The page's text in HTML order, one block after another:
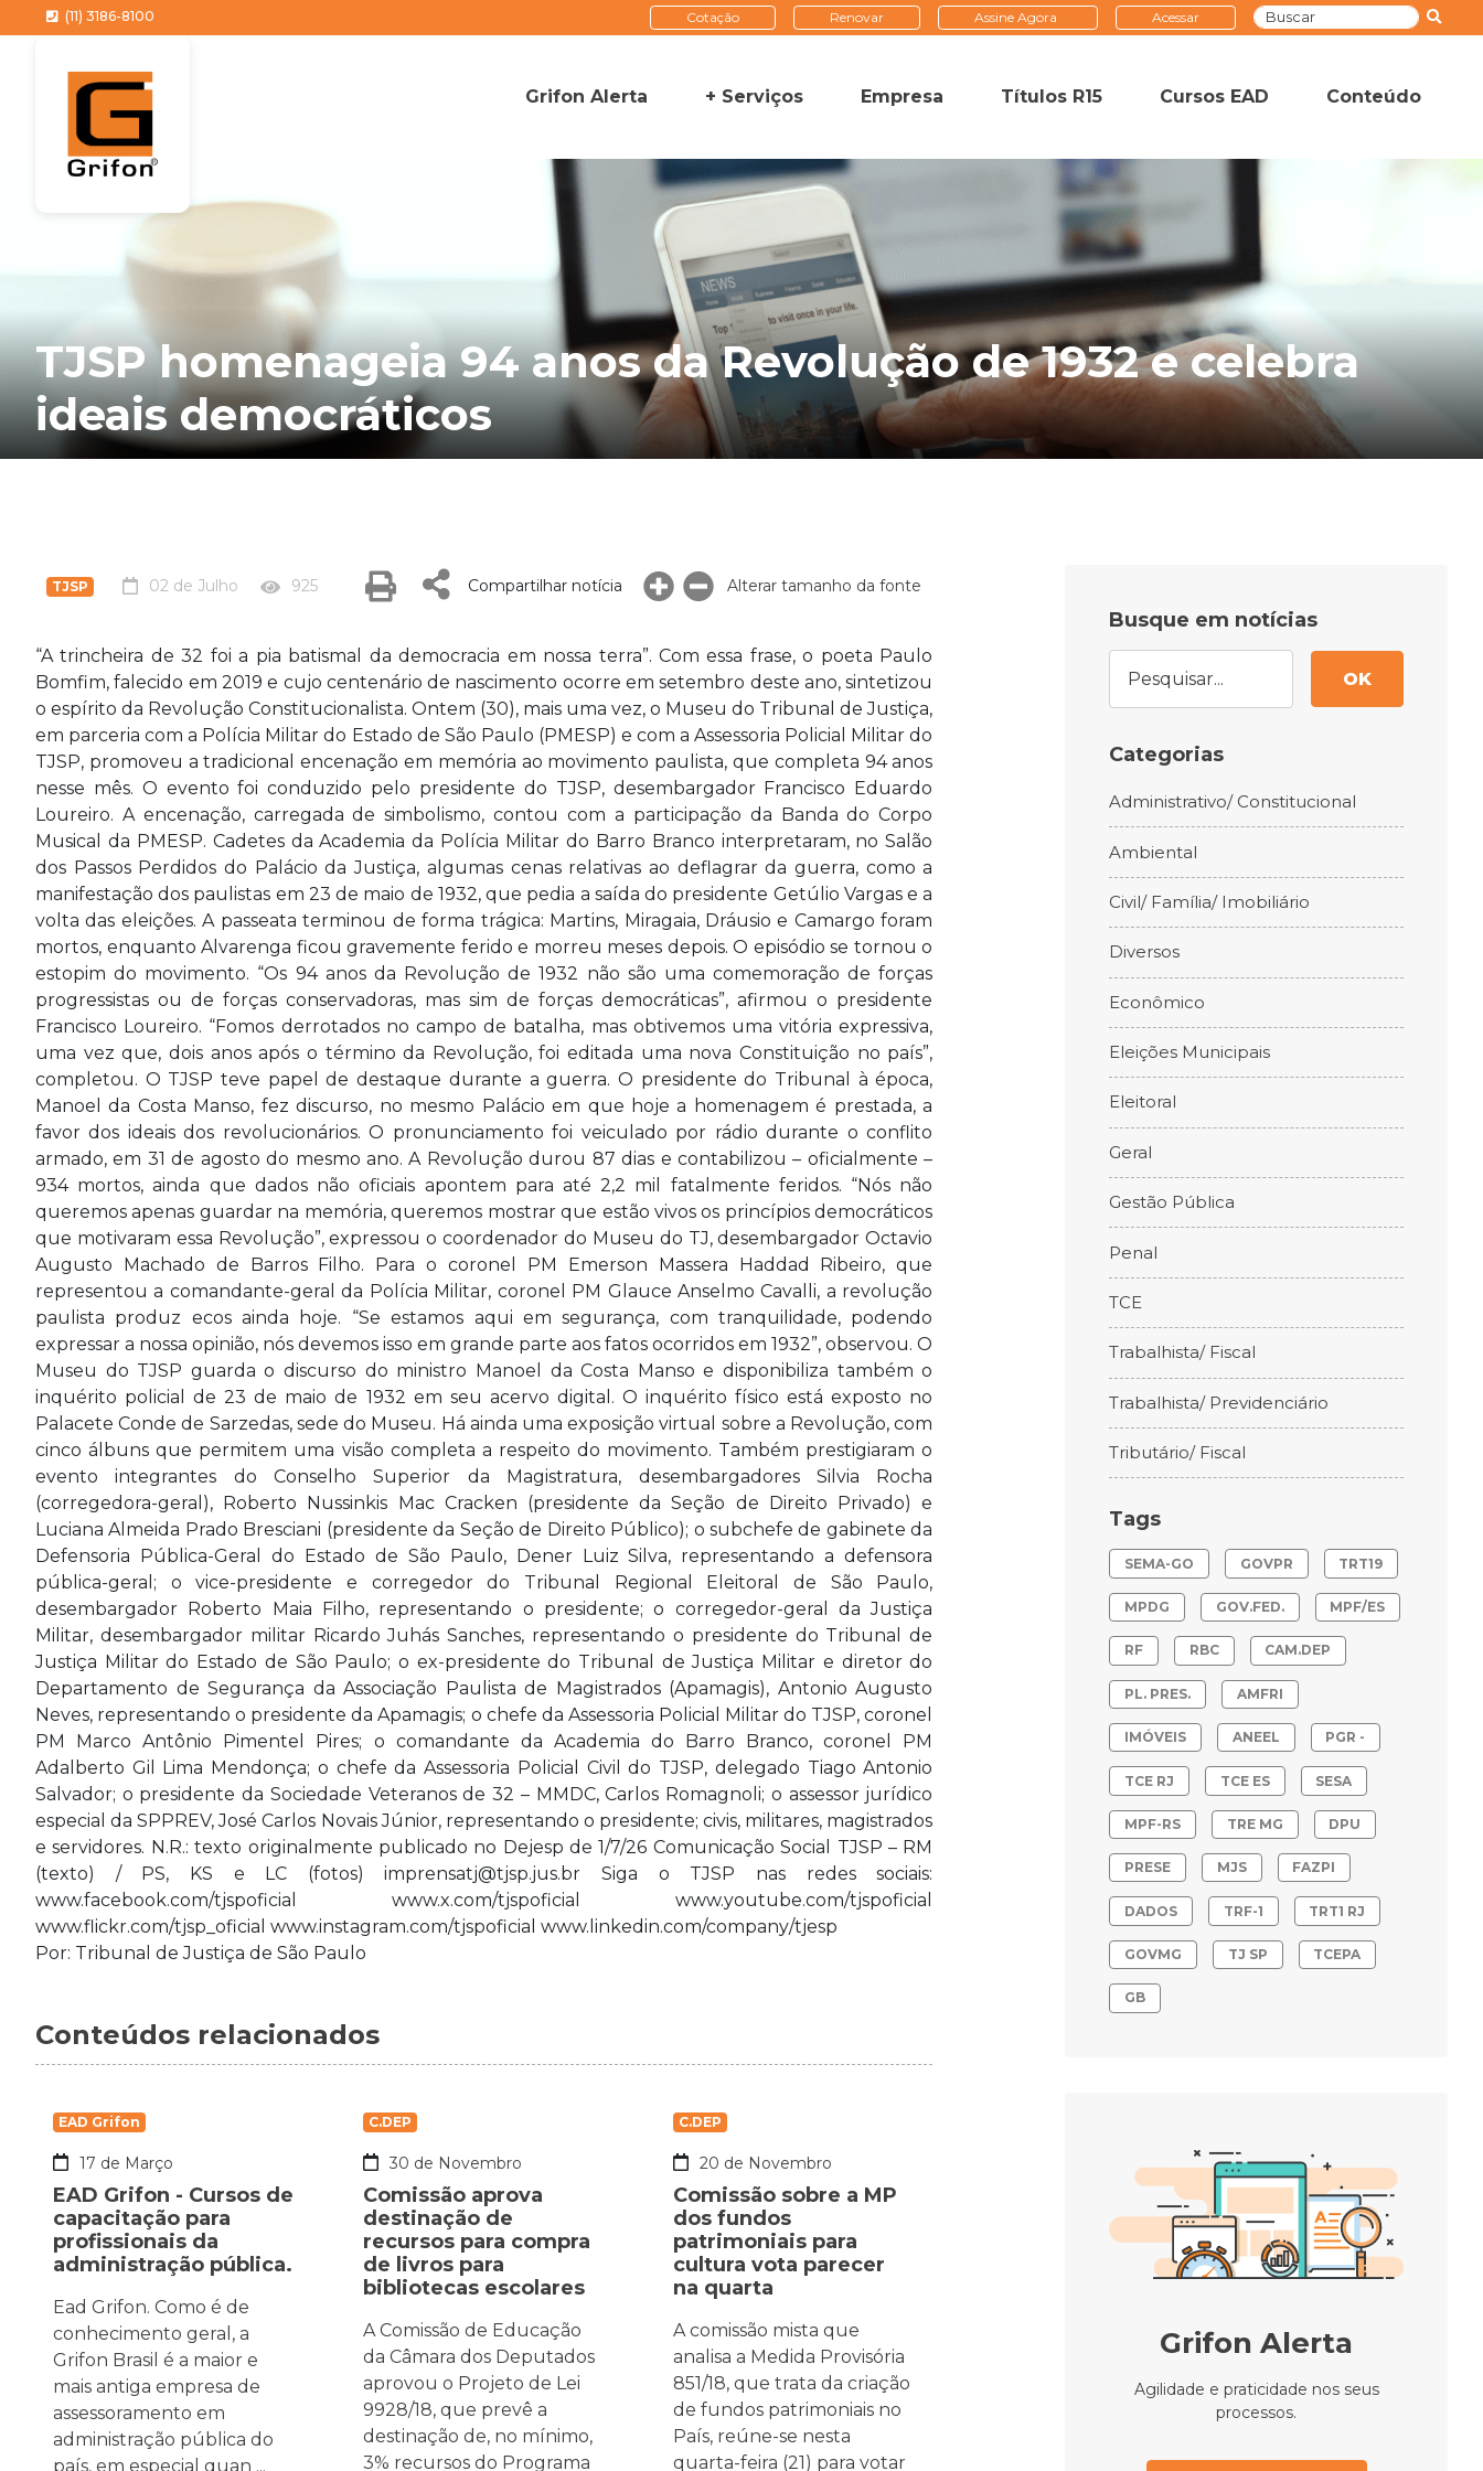
(11) 3186-8100 Cotação Renovar Assine Agora Acessar
Grifon Alerta + Serviços Empresa Títulos R15 Cursos EAD Conteúdo
TJSP homenageia 94 anos da Revolução de 1932 e celebra
ideais democráticos
TJSP 02 de Julho 925 Compartilhar notícia Alterar tamanho da fonte
“A trincheira de 32 foi a pia batismal da democracia em nossa terra”. Com essa frase, o poeta Paulo
Bomfim, falecido em 2019 e cujo centenário de nascimento ocorre em setembro deste ano, sintetizou
o espírito da Revolução Constitucionalista. Ontem (30), mais uma vez, o Museu do Tribunal de Justiça,
em parceria com a Polícia Militar do Estado de São Paulo (PMESP) e com a Assessoria Policial Militar do
TJSP, promoveu a tradicional encenação em memória ao movimento paulista, que completa 94 anos
nesse mês. O evento foi conduzido pelo presidente do TJSP, desembargador Francisco Eduardo
Loureiro. A encenação, carregada de simbolismo, contou com a participação da Banda do Corpo
Musical da PMESP. Cadetes da Academia da Polícia Militar do Barro Branco interpretaram, no Salão
dos Passos Perdidos do Palácio da Justiça, algumas cenas relativas ao deflagrar da guerra, como a
manifestação dos paulistas em 23 de maio de 1932, que pedia a saída do presidente Getúlio Vargas e a
volta das eleições. A passeata terminou de forma trágica: Martins, Miragaia, Dráusio e Camargo foram
mortos, enquanto Alvarenga ficou gravemente ferido e morreu meses depois. O episódio se tornou o
estopim do movimento. “Os 94 anos da Revolução de 1932 não são uma comemoração de forças
progressistas ou de forças conservadoras, mas sim de forças democráticas”, afirmou o presidente
Francisco Loureiro. “Fomos derrotados no campo de batalha, mas obtivemos uma vitória expressiva,
uma vez que, dois anos após o término da Revolução, foi editada uma nova Constituição no país”,
completou. O TJSP teve papel de destaque durante a guerra. O presidente do Tribunal à época,
Manoel da Costa Manso, fez discurso, no mesmo Palácio em que hoje a homenagem é prestada, a
favor dos ideais dos revolucionários. O pronunciamento foi veiculado por rádio durante o conflito
armado, em 31 de agosto do mesmo ano. A Revolução durou 87 dias e contabilizou – oficialmente –
934 mortos, ainda que dados não oficiais apontem para até 2,2 mil fatalmente feridos. “Nós não
queremos apenas guardar na memória, queremos mostrar que estão vivos os princípios democráticos
que motivaram essa Revolução”, expressou o coordenador do Museu do TJ, desembargador Octavio
Augusto Machado de Barros Filho. Para o coronel PM Emerson Massera Haddad Ribeiro, que
representou a comandante-geral da Polícia Militar, coronel PM Glauce Anselmo Cavalli, a revolução
paulista produz ecos ainda hoje. “Se estamos aqui em segurança, com tranquilidade, podendo
expressar a nossa opinião, nós devemos isso em grande parte aos fatos ocorridos em 1932”, observou. O
Museu do TJSP guarda o discurso do ministro Manoel da Costa Manso e disponibiliza também o
inquérito policial de 23 de maio de 1932 em seu acervo digital. O inquérito físico está exposto no
Palacete Conde de Sarzedas, sede do Museu. Há ainda uma exposição virtual sobre a Revolução, com
cinco álbuns que permitem uma visão completa a respeito do movimento. Também prestigiaram o
evento integrantes do Conselho Superior da Magistratura, desembargadores Silvia Rocha
(corregedora-geral), Roberto Nussinkis Mac Cracken (presidente da Seção de Direito Privado) e
Luciana Almeida Prado Bresciani (presidente da Seção de Direito Público); o subchefe de gabinete da
Defensoria Pública-Geral do Estado de São Paulo, Dener Luiz Silva, representando a defensora
pública-geral; o vice-presidente e corregedor do Tribunal Regional Eleitoral de São Paulo,
desembargador Roberto Maia Filho, representando o presidente; o corregedor-geral da Justiça
Militar, desembargador militar Ricardo Juhás Sanches, representando o presidente do Tribunal de
Justiça Militar do Estado de São Paulo; o ex-presidente do Tribunal de Justiça Militar e diretor do
Departamento de Segurança da Associação Paulista de Magistrados (Apamagis), Antonio Augusto
Neves, representando o presidente da Apamagis; o chefe da Assessoria Policial Militar do TJSP, coronel
PM Marco Antônio Pimentel Pires; o comandante da Academia do Barro Branco, coronel PM
Adalberto Gil Lima Mendonça; o chefe da Assessoria Policial Civil do TJSP, delegado Tiago Antonio
Salvador; o presidente da Sociedade Veteranos de 32 – MMDC, Carlos Romagnoli; o assessor jurídico
especial da SPPREV, José Carlos Novais Júnior, representando o presidente; civis, militares, magistrados
e servidores. N.R.: texto originalmente publicado no Dejesp de 1/7/26 Comunicação Social TJSP – RM
(texto) / PS, KS e LC (fotos) imprensatj@tjsp.jus.br Siga o TJSP nas redes sociais:
www.facebook.com/tjspoficial www.x.com/tjspoficial www.youtube.com/tjspoficial
www.flickr.com/tjsp_oficial www.instagram.com/tjspoficial www.linkedin.com/company/tjesp
Por: Tribunal de Justiça de São Paulo
Conteúdos relacionados
EAD Grifon
17 de Março
EAD Grifon - Cursos de
capacitação para
profissionais da
administração pública.
Ead Grifon. Como é de
conhecimento geral, a
Grifon Brasil é a maior e
mais antiga empresa de
assessoramento em
administração pública do
país, em especial quan ...
C.DEP
30 de Novembro
Comissão aprova
destinação de
recursos para compra
de livros para
bibliotecas escolares
A Comissão de Educação
da Câmara dos Deputados
aprovou o Projeto de Lei
9928/18, que prevê a
destinação de, no mínimo,
3% recursos do Programa
C.DEP
20 de Novembro
Comissão sobre a MP
dos fundos
patrimoniais para
cultura vota parecer
na quarta
A comissão mista que
analisa a Medida Provisória
851/18, que trata da criação
de fundos patrimoniais no
País, reúne-se nesta
quarta-feira (21) para votar
Busque em notícias
OK
Categorias
Administrativo/ Constitucional
Ambiental
Civil/ Família/ Imobiliário
Diversos
Econômico
Eleições Municipais
Eleitoral
Geral
Gestão Pública
Penal
TCE
Trabalhista/ Fiscal
Trabalhista/ Previdenciário
Tributário/ Fiscal
Tags
SEMA-GO GOVPR TRT19
MPDG GOV.FED. MPF/ES
RF RBC CAM.DEP
PL. PRES. AMFRI
IMÓVEIS ANEEL PGR -
TCE RJ TCE ES SESA
MPF-RS TRE MG DPU
PRESE MJS FAZPI
DADOS TRF-1 TRT1 RJ
GOVMG TJ SP TCEPA
GB
Grifon Alerta
Agilidade e praticidade nos seus
processos.